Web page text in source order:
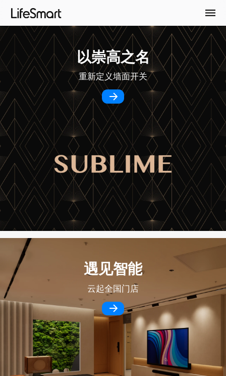
以崇高之名
重新定义墙面开关
遇见智能
云起全国门店